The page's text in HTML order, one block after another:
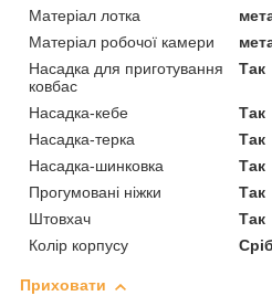
Матеріал лотка
Матеріал робочої камери
Насадка для приготування
ковбас
Так
Насадка-кебе
Так
Насадка-терка
Так
Насадка-шинковка
Так
Прогумовані ніжки
Так
Штовхач
Так
Колір корпусу
Приховати